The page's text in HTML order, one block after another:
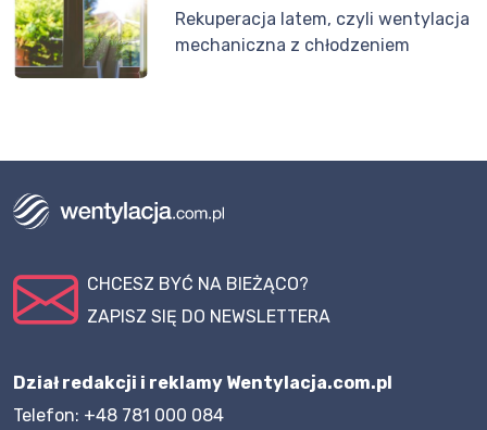
Rekuperacja latem, czyli wentylacja
mechaniczna z chłodzeniem
CHCESZ BYĆ NA BIEŻĄCO?
ZAPISZ SIĘ DO NEWSLETTERA
Dział redakcji i reklamy Wentylacja.com.pl
Telefon: +48 781 000 084